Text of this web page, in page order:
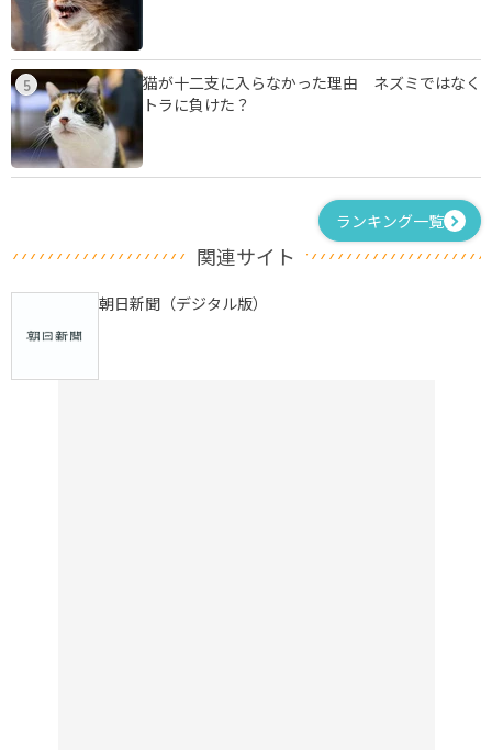
5
猫が十二支に入らなかった理由 ネズミではなく
トラに負けた？
ランキング一覧
関連サイト
朝日新聞（デジタル版）